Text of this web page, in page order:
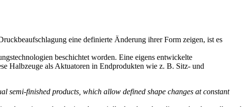
eine definierte Änderung ihrer Form zeigen, ist es
beschichtet worden. Eine eigens entwickelte
Halbzeuge als Aktuatoren in Endprodukten wie z. B. Sitz‑ und
semi-finished products, which allow defined shape changes at constant